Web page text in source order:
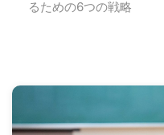
るための6つの戦略